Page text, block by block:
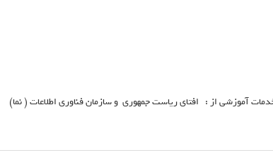
آموزشی از : افتای ریاست جمهوری و سازمان فناوری اطلاعات ( نما)